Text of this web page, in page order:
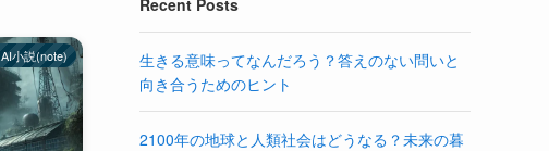
AI小説(note)
Recent Posts
生きる意味ってなんだろう？答えのない問いと
向き合うためのヒント
2100年の地球と人類社会はどうなる？未来の暮